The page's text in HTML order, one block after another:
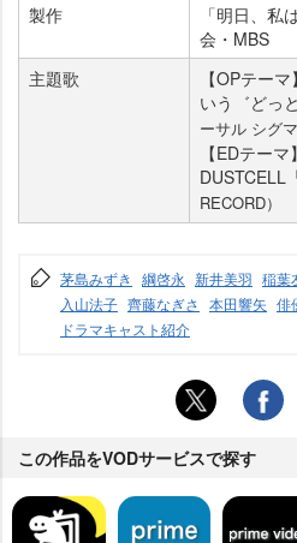
製作
「明日、私
会・MBS
主題歌
【OPテーマ】
いう゛どっ
ーサル シグマ
【EDテーマ】
DUSTCELL
RECORD）
茅島みずき 綱啓永 新井美羽 稲葉
入山法子 齊藤なぎさ 本田響矢 俳
ドラマキャスト紹介
この作品をVODサービスで探す